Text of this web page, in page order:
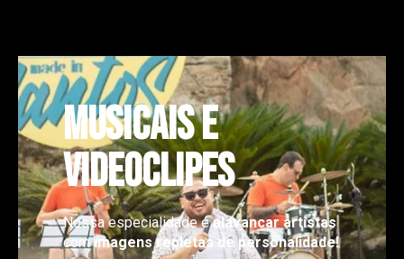
Musicais e
videoclipeS
Nossa especialidade éalavancar artistas
comimagens repletas de personalidade!